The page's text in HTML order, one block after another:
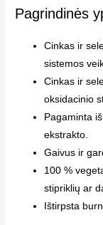
Pagrindinės
Cinkas ir
sistemos
Cinkas ir
oksidacinio
Pagaminta
ekstrakto.
Gaivus ir
100 %
stipriklių ar
Ištirpsta